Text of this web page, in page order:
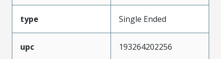
type Single Ended
upc 193264202256